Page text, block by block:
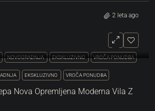
2 leta ago
NOVOGRADNJA EKSKLUZIVNO VROČA PONUDBA
EKSKLUZIVNO VROČA PONUDBA
Nova Opremljena Moderna Vila Z